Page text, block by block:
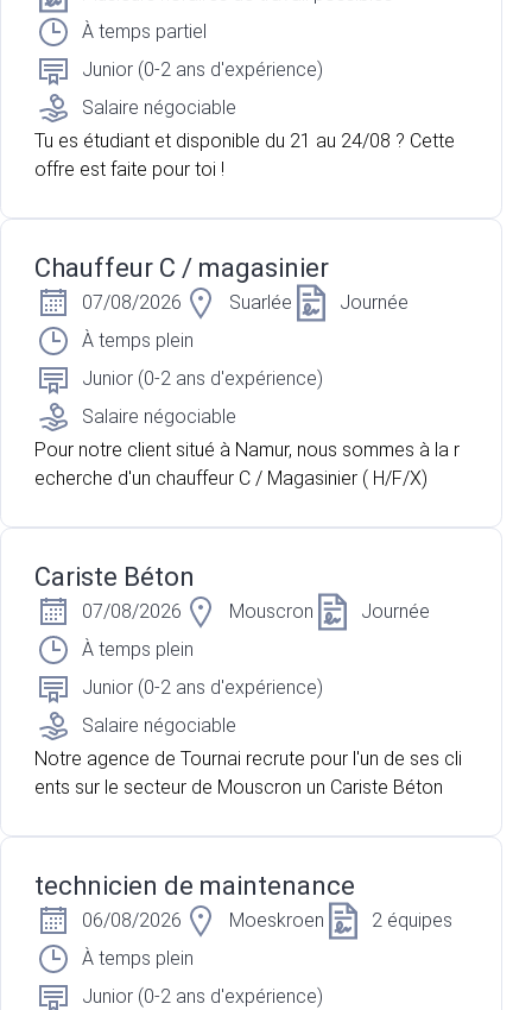
À temps partiel
Junior (0-2 ans d'expérience)
Salaire négociable
Tu es étudiant et disponible du 21 au 24/08 ? Cette
offre est faite pour toi !
Chauffeur C / magasinier
07/08/2026 Suarlée
Journée
À temps plein
Junior (0-2 ans d'expérience)
Salaire négociable
Pour notre client situé à Namur, nous sommes à la r
echerche d'un chauffeur C / Magasinier ( H/F/X)
Cariste Béton
07/08/2026 Mouscron
Journée
À temps plein
Junior (0-2 ans d'expérience)
Salaire négociable
Notre agence de Tournai recrute pour l'un de ses cli
ents sur le secteur de Mouscron un Cariste Béton
technicien de maintenance
06/08/2026 Moeskroen
2 équipes
À temps plein
Junior (0-2 ans d'expérience)